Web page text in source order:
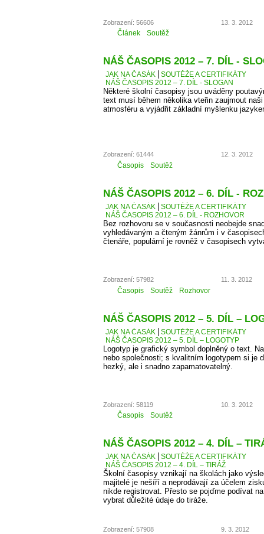
Zobrazení: 56606 13. 3. 2012
Článek Soutěž
NÁŠ ČASOPIS 2012 – 7. DÍL -
JAK NA ČASÁK
SOUTĚŽE A CERTIFIKÁTY
NÁŠ ČASOPIS 2012 – 7. DÍL - SLOGAN
Některé školní časopisy jsou uváděny
text musí během několika vteřin zaujmout
atmosféru a vyjádřit základní myšlenku
Zobrazení: 61444 12. 3. 2012
Časopis Soutěž
NÁŠ ČASOPIS 2012 – 6. DÍL -
JAK NA ČASÁK
SOUTĚŽE A CERTIFIKÁTY
NÁŠ ČASOPIS 2012 – 6. DÍL - ROZHOVOR
Bez rozhovoru se v současnosti neobejde
vyhledávaným a čteným žánrům i v
čtenáře, populární je rovněž v časopisech
Zobrazení: 57982 11. 3. 2012
Časopis Soutěž Rozhovor
NÁŠ ČASOPIS 2012 – 5. DÍL –
JAK NA ČASÁK
SOUTĚŽE A CERTIFIKÁTY
NÁŠ ČASOPIS 2012 – 5. DÍL – LOGOTYP
Logotyp je grafický symbol doplněný o text.
nebo společnosti; s kvalitním logotypem si je
hezký, ale i snadno zapamatovatelný.
Zobrazení: 58119 10. 3. 2012
Časopis Soutěž
NÁŠ ČASOPIS 2012 – 4. DÍL –
JAK NA ČASÁK
SOUTĚŽE A CERTIFIKÁTY
NÁŠ ČASOPIS 2012 – 4. DÍL – TIRÁŽ
Školní časopisy vznikají na školách jako
majitelé je nešíří a neprodávají za účelem
nikde registrovat. Přesto se pojďme podívat
vybrat důležité údaje do tiráže.
Zobrazení: 57908 9. 3. 2012